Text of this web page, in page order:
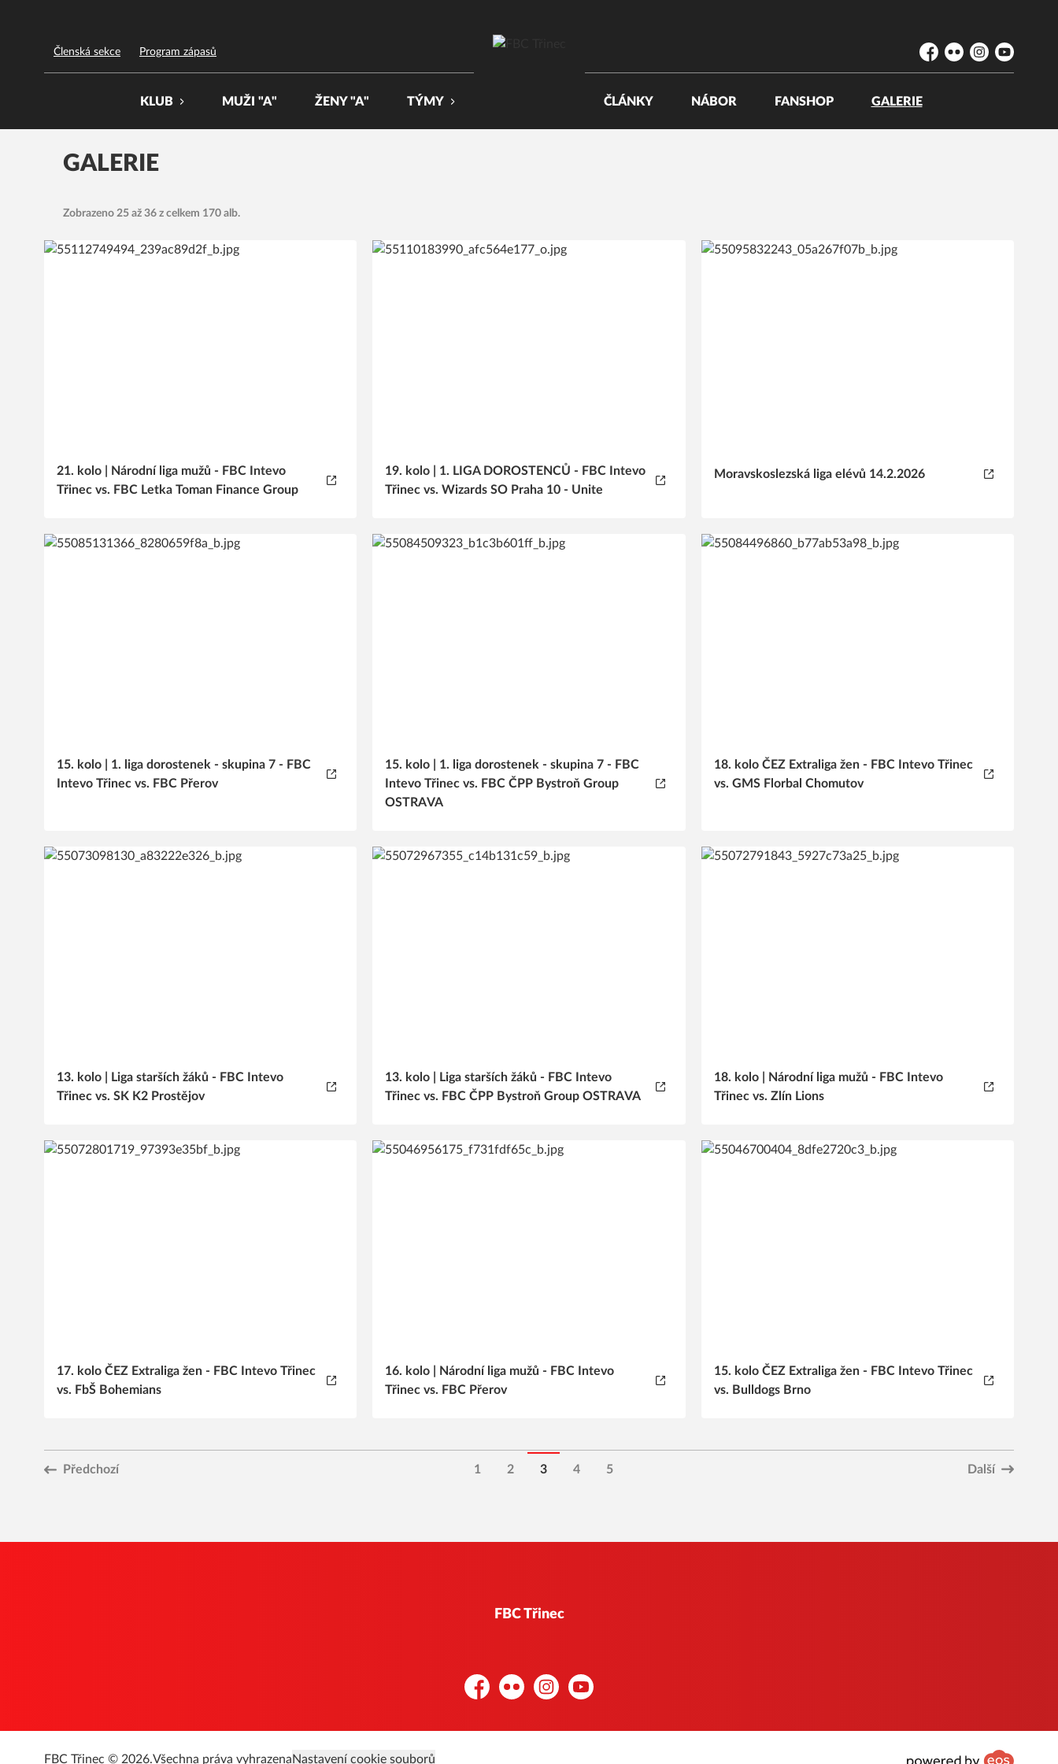
Členská sekce Program zápasů
Facebook
Flickr Instagram
YouTube
KLUB MUŽI "A" ŽENY "A" TÝMY ČLÁNKY NÁBOR FANSHOP GALERIE
GALERIE
Zobrazeno 25 až 36 z celkem 170 alb.
21. kolo | Národní liga mužů - FBC Intevo
Třinec vs. FBC Letka Toman Finance Group
19. kolo | 1. LIGA DOROSTENCŮ - FBC Intevo
Třinec vs. Wizards SO Praha 10 - Unite
Moravskoslezská liga elévů 14.2.2026
15. kolo | 1. liga dorostenek - skupina 7 - FBC
Intevo Třinec vs. FBC Přerov
15. kolo | 1. liga dorostenek - skupina 7 - FBC
Intevo Třinec vs. FBC ČPP Bystroň Group
OSTRAVA
18. kolo ČEZ Extraliga žen - FBC Intevo Třinec
vs. GMS Florbal Chomutov
13. kolo | Liga starších žáků - FBC Intevo
Třinec vs. SK K2 Prostějov
13. kolo | Liga starších žáků - FBC Intevo
Třinec vs. FBC ČPP Bystroň Group OSTRAVA
18. kolo | Národní liga mužů - FBC Intevo
Třinec vs. Zlín Lions
17. kolo ČEZ Extraliga žen - FBC Intevo Třinec
vs. FbŠ Bohemians
16. kolo | Národní liga mužů - FBC Intevo
Třinec vs. FBC Přerov
15. kolo ČEZ Extraliga žen - FBC Intevo Třinec
vs. Bulldogs Brno
Předchozí 1 2 3 4 5 Další
FBC Třinec
FacebookFlickr InstagramYouTube
FBC Třinec © 2026.Všechna práva vyhrazenaNastavení cookie souborů